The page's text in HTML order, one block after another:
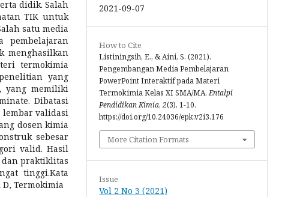
didik. Salah
TIK untuk
satu media
pembelajaran
menghasilkan
termokimia
yang
yang memiliki
Dibatasi
lembar validasi
dosen kimia
sebesar
valid. Hasil
praktiklitas
tinggi.Kata
Termokimia
2021-09-07
How to Cite
Listiningsih, E., & Aini, S. (2021).
Pengembangan Media Pembelajaran
PowerPoint Interaktif pada Materi
Termokimia Kelas XI SMA/MA.Entalpi
Pendidikan Kimia, 2(3), 1-10.
https://doi.org/10.24036/epk.v2i3.176
More Citation Formats
Issue
Vol 2 No 3 (2021)